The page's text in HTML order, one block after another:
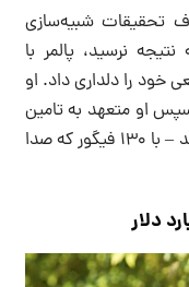
تحقیقات شبیه‌سازی
نرسید، پالمر با
خود را دلداری داد. او
سپس او متعهد به تامین
مالی بزرگ‌ترین پارک دایناسورهای جهان شد – با ۱۳۰ فیگور که صدا